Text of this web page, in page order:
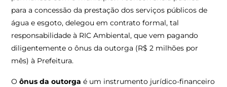
para a concessão da prestação dos serviços públicos de
água e esgoto, delegou em contrato formal, tal
responsabilidade à RIC Ambiental, que vem pagando
diligentemente o ônus da outorga (R$ 2 milhões por
mês) à Prefeitura.
Oônus da outorga é um instrumento jurídico-financeiro